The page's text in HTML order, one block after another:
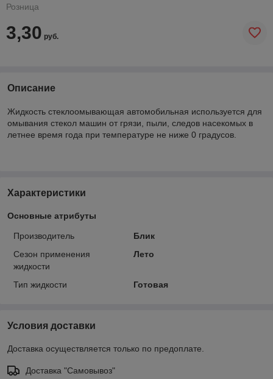
Розница
3,30 руб.
Описание
Жидкость стеклоомывающая автомобильная используется для
омывания стекол машин от грязи, пыли, следов насекомых в
летнее время года при температуре не ниже 0 градусов.
Характеристики
Основные атрибуты
Производитель
Блик
Сезон применения
жидкости
Лето
Тип жидкости Готовая
Условия доставки
Доставка осуществляется только по предоплате.
Доставка "Самовывоз"